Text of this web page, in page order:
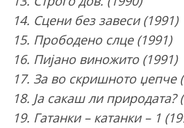
14. Сцени без завеси (1991)
15. Прободено слце (1991)
16. Пијано виножито (1991)
17. За во скришното џепче
18. Ја сакаш ли природата?
19. Гатанки – катанки – 1